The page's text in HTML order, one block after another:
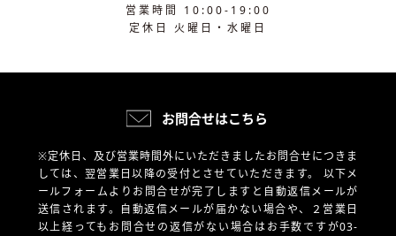
営業時間 10:00-19:00
定休日 火曜日・水曜日
お問合せはこちら
※定休日、及び営業時間外にいただきましたお問合せにつきま
しては、翌営業日以降の受付とさせていただきます。 以下メ
ールフォームよりお問合せが完了しますと自動返信メールが
送信されます。自動返信メールが届かない場合や、
２営業日
以上経ってもお問合せの返信がない場合はお手数ですが03-